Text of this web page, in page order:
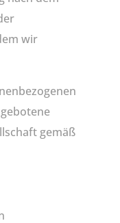
wir
gemäß